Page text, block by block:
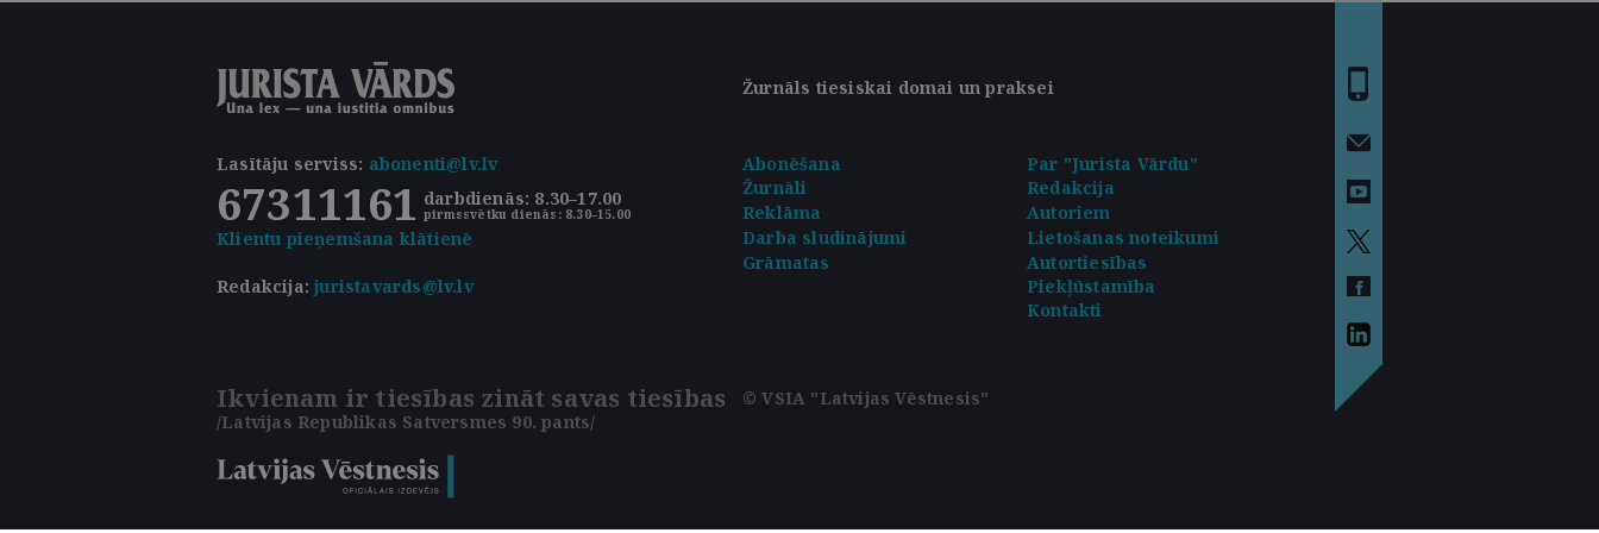
Žurnāls tiesiskai domai un praksei
Lasītāju serviss: abonenti@lv.lv
67311161 darbdienās: 8.30–17.00
pirmssvētku dienās: 8.30–15.00
Klientu pieņemšana klātienē
Abonēšana
Par "Jurista Vārdu"
Žurnāli
Redakcija
Reklāma
Autoriem
Darba sludinājumi
Lietošanas noteikumi
Redakcija:juristavards@lv.lv
Grāmatas
Autortiesības
Piekļūstamība
Kontakti
Ikvienam ir tiesības zināt savas tiesības
/Latvijas Republikas Satversmes 90. pants/
© VSIA "Latvijas Vēstnesis"